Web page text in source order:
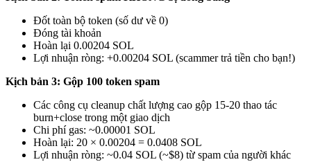
Đốt toàn bộ token (số dư về 0)
Đóng tài khoản
Hoàn lại 0.00204 SOL
Lợi nhuận ròng: +0.00204 SOL (scammer trả tiền cho bạn!)
Kịch bản 3: Gộp 100 token spam
Các công cụ cleanup chất lượng cao gộp 15-20 thao tác
burn+close trong một giao dịch
Chi phí gas: ~0.00001 SOL
Hoàn lại: 20 × 0.00204 = 0.0408 SOL
Lợi nhuận ròng: ~0.04 SOL (~$8) từ spam của người khác